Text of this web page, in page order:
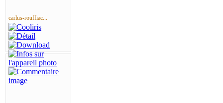
carlus-rouffiac...